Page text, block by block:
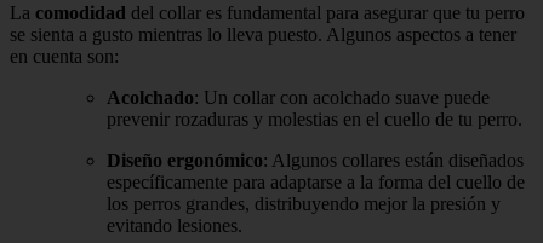
La comodidad del collar es fundamental para asegurar que tu perro
se sienta a gusto mientras lo lleva puesto. Algunos aspectos a tener
en cuenta son:
Acolchado: Un collar con acolchado suave puede
prevenir rozaduras y molestias en el cuello de tu perro.
Diseño ergonómico: Algunos collares están diseñados
específicamente para adaptarse a la forma del cuello de
los perros grandes, distribuyendo mejor la presión y
evitando lesiones.